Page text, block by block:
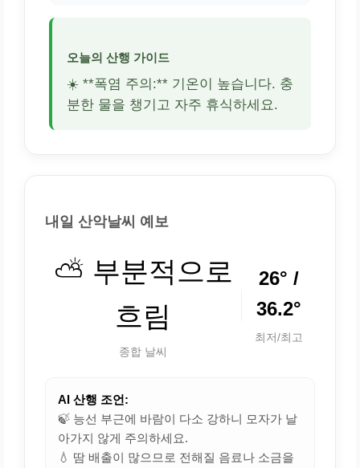
오늘의 산행 가이드
☀️ **폭염 주의:** 기온이 높습니다. 충
분한 물을 챙기고 자주 휴식하세요.
내일 산악날씨 예보
⛅ 부분적으로
흐림
종합 날씨
26° /
36.2°
최저/최고
AI 산행 조언:
🍃 능선 부근에 바람이 다소 강하니 모자가 날
아가지 않게 주의하세요.
💧 땀 배출이 많으므로 전해질 음료나 소금을